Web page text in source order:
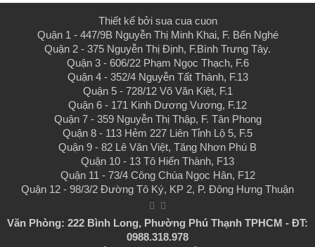
Thiết kế bởi sua cua cuon
Quận 1 - 447/9B Nguyễn Thị Minh Khai, F. Bến Nghé
Quận 2 - 375 Nguyễn Thị Định, F.Bình Trưng Tây.
Quận 3 - 606/22 Phạm Ngọc Thạch, F.6
Quận 4 - 352/4 Nguyễn Tất Thành, F.13
Quận 5 - 728/12 Võ Văn Kiệt, F.1
Quận 6 - 171 Kinh Dương Vương, F.12
Quận 7 - 359 Nguyễn Thị Thập, F. Tân Phong
Quận 8 - 113 Hẻm 227 Liên Tỉnh Lộ 5, F.5
Quận 9 - 82 Lê Văn Việt, Tăng Nhơn Phú B
Quận 10 - 13 Tô Hiến Thành, F13
Quận 11 - 73/4 Công Chúa Ngọc Hân, F12
Quận 12 - 98/3/2 Đường Tô Ký, KP 2, P. Đông Hưng Thuận
Văn Phòng: 222 Bình Long, Phường Phú Thạnh TPHCM - ĐT:
0988.318.978